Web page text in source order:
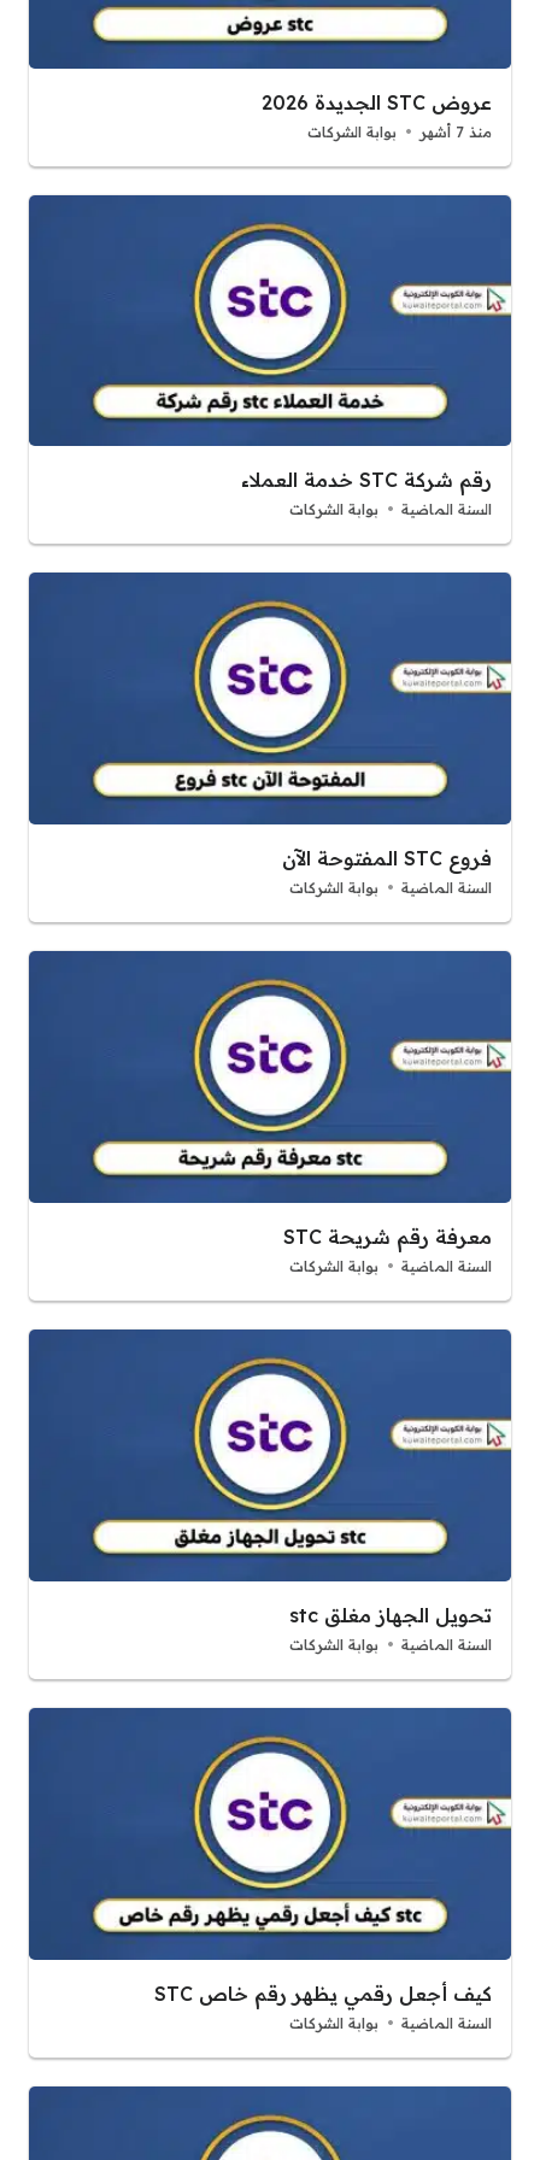
عروض STC الجديدة 2026
منذ 7 أشهر بوابة الشركات
رقم شركة STC خدمة العملاء
السنة الماضية بوابة الشركات
فروع STC المفتوحة الآن
السنة الماضية بوابة الشركات
معرفة رقم شريحة STC
السنة الماضية بوابة الشركات
تحويل الجهاز مغلق stc
السنة الماضية بوابة الشركات
كيف أجعل رقمي يظهر رقم خاص STC
السنة الماضية بوابة الشركات